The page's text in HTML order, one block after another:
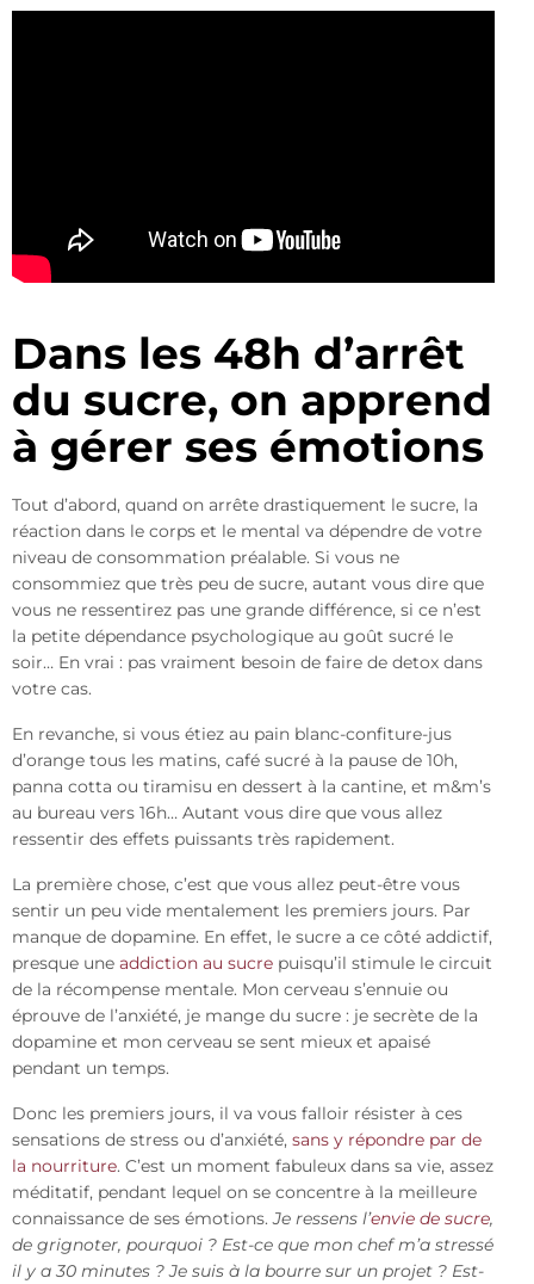
Dans les 48h d’arrêt
du sucre, on apprend
à gérer ses émotions
Tout d’abord, quand on arrête drastiquement le sucre, la
réaction dans le corps et le mental va dépendre de votre
niveau de consommation préalable. Si vous ne
consommiez que très peu de sucre, autant vous dire que
vous ne ressentirez pas une grande différence, si ce n’est
la petite dépendance psychologique au goût sucré le
soir… En vrai : pas vraiment besoin de faire de detox dans
votre cas.
En revanche, si vous étiez au pain blanc-confiture-jus
d’orange tous les matins, café sucré à la pause de 10h,
panna cotta ou tiramisu en dessert à la cantine, et m&m’s
au bureau vers 16h… Autant vous dire que vous allez
ressentir des effets puissants très rapidement.
La première chose, c’est que vous allez peut-être vous
sentir un peu vide mentalement les premiers jours. Par
manque de dopamine. En effet, le sucre a ce côté addictif,
presque une addiction au sucre puisqu’il stimule le circuit
de la récompense mentale. Mon cerveau s’ennuie ou
éprouve de l’anxiété, je mange du sucre : je secrète de la
dopamine et mon cerveau se sent mieux et apaisé
pendant un temps.
Donc les premiers jours, il va vous falloir résister à ces
sensations de stress ou d’anxiété, sans y répondre par de
la nourriture. C’est un moment fabuleux dans sa vie, assez
méditatif, pendant lequel on se concentre à la meilleure
connaissance de ses émotions.Je ressens l’envie de sucre,
de grignoter, pourquoi ? Est-ce que mon chef m’a stressé
il y a 30 minutes ? Je suis à la bourre sur un projet ? Est-